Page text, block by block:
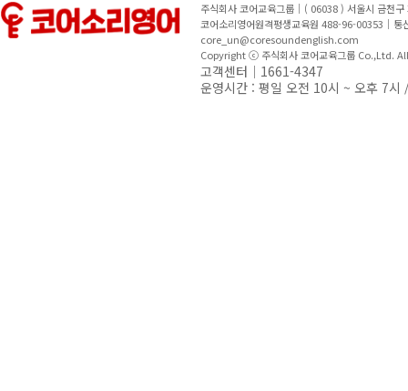
주식회사 코어교육그룹｜( 06038 ) 서울시 금천
코어소리영어원격평생교육원 488-96-00353｜
core_un@coresoundenglish.com
Copyright ⓒ 주식회사 코어교육그룹 Co.,Ltd.
고객센터｜1661-4347
운영시간 : 평일 오전 10시 ~ 오후 7